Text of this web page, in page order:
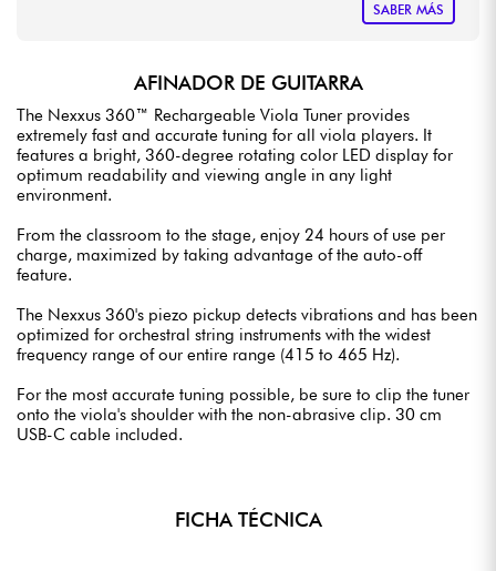
SABER MÁS
AFINADOR DE GUITARRA
The Nexxus 360™ Rechargeable Viola Tuner provides
extremely fast and accurate tuning for all viola players. It
features a bright, 360-degree rotating color LED display for
optimum readability and viewing angle in any light
environment.
From the classroom to the stage, enjoy 24 hours of use per
charge, maximized by taking advantage of the auto-off
feature.
The Nexxus 360's piezo pickup detects vibrations and has been
optimized for orchestral string instruments with the widest
frequency range of our entire range (415 to 465 Hz).
For the most accurate tuning possible, be sure to clip the tuner
onto the viola's shoulder with the non-abrasive clip. 30 cm
USB-C cable included.
FICHA TÉCNICA